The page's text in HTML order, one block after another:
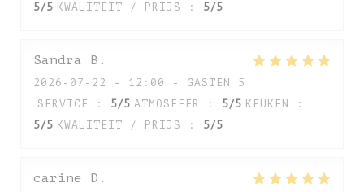
5/5 KWALITEIT / PRIJS : 5/5
Sandra B
2026-07-22
- 12:00 - GASTEN 5
SERVICE
: 5/5 ATMOSFEER : 5/5 KEUKEN
:
5/5 KWALITEIT / PRIJS : 5/5
carine D